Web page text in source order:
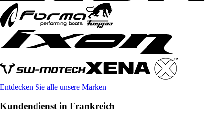
Entdecken Sie alle unsere Marken
Kundendienst in Frankreich